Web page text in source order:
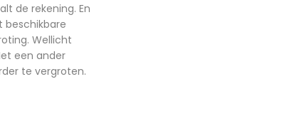
de rekening. En
beschikbare
Wellicht
een ander
te vergroten.